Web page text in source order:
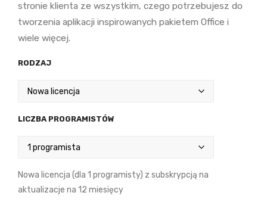
stronie klienta ze wszystkim, czego potrzebujesz do
tworzenia aplikacji inspirowanych pakietem Office i
wiele więcej.
RODZAJ
LICZBA PROGRAMISTÓW
Nowa licencja (dla 1 programisty) z subskrypcją na
aktualizacje na 12 miesięcy